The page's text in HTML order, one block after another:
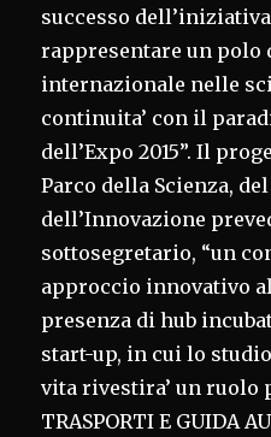
successo
rappresentare un polo
internazionale nelle
continuita’ con il
dell’Expo 2015”. Il
Parco della Scienza, del
dell’Innovazione
sottosegretario, “un
approccio innovativo
presenza di hub
start-up, in cui lo
vita rivestira’ un ruolo
TRASPORTI E GUIDA